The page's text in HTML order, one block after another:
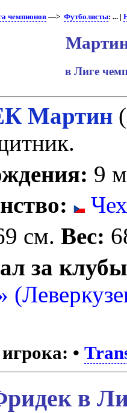
чемпионов—> Футболисты: ... |
в Лиге
Мартин (
9
см.Вес:
за
•
в